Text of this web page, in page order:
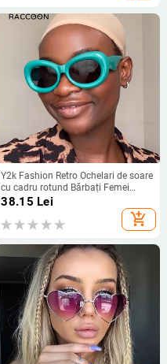
Y2k Fashion Retro Ochelari de soare
cu cadru rotund Bărbați Femei
Vintage Brand Designer Ochelari de
soare umflați Trend Punk Nuanțe
verzi
38.15 Lei
add_shopping_cart